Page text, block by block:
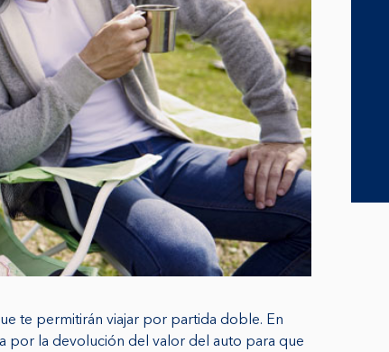
te permitirán viajar por partida doble. En
por la devolución del valor del auto para que